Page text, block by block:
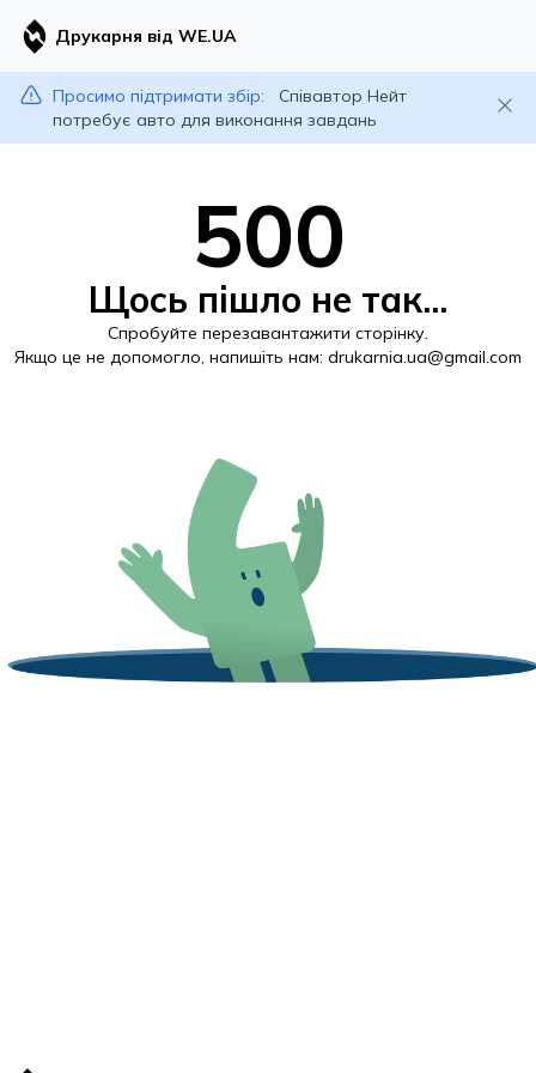
Друкарня від WE.UA
Просимо підтримати збір:
Співавтор Нейт
потребує авто для виконання завдань
500
Щось пішло не так...
Спробуйте перезавантажити сторінку.
Якщо це не допомогло, напишіть нам: drukarnia.ua@gmail.com